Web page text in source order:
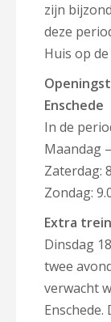
zijn
deze
Huis op
Enschede
In de
Maandag
Zaterdag:
Zondag:
Extra
Dinsdag
twee
verwacht